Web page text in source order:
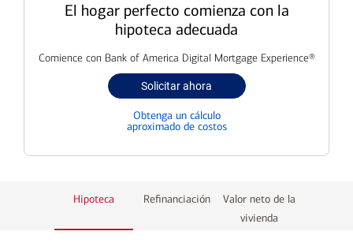
El hogar perfecto comienza con la
hipoteca adecuada
Comience con Bank of America Digital Mortgage Experience®
Solicitar ahora
un
para
la
Obtenga un cálculo
aproximado de costos
Hipoteca
haga
Refinanciaciónpágina
haga
Valor neto de la
vivienda